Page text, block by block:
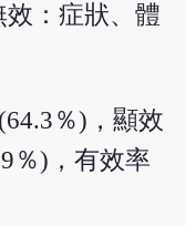
：症狀、體
％)，顯效
％)，有效率